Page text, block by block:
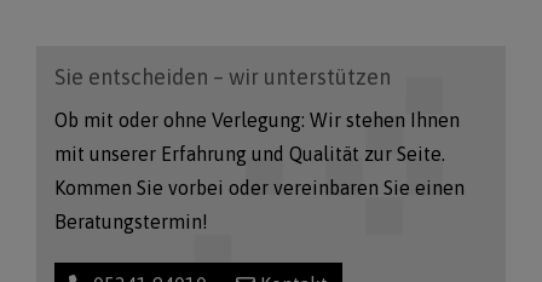
Sie entscheiden – wir unterstützen
Ob mit oder ohne Verlegung: Wir stehen Ihnen
mit unserer Erfahrung und Qualität zur Seite.
Kommen Sie vorbei oder vereinbaren Sie einen
Beratungstermin!